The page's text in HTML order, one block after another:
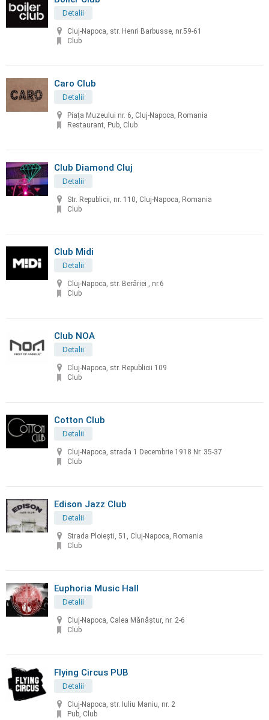
Detalii
Cluj-Napoca, str. Henri Barbusse, nr.59-61
Club
Caro Club
Detalii
Piaţa Muzeului nr. 6, Cluj-Napoca, Romania
Restaurant, Pub, Club
Club Diamond Cluj
Detalii
Str. Republicii, nr. 110, Cluj-Napoca, Romania
Club
Club Midi
Detalii
Cluj-Napoca, str. Berăriei , nr.6
Club
Club NOA
Detalii
Cluj-Napoca, str. Republicii 109
Club
Cotton Club
Detalii
Cluj-Napoca, strada 1 Decembrie 1918 Nr. 35-37
Club
Edison Jazz Club
Detalii
Strada Ploiești, 51, Cluj-Napoca, Romania
Club
Euphoria Music Hall
Detalii
Cluj-Napoca, Calea Mănăştur, nr. 2-6
Club
Flying Circus PUB
Detalii
Cluj-Napoca, str. Iuliu Maniu, nr. 2
Pub, Club